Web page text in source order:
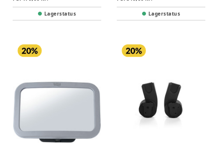
Lagerstatus Lagerstatus